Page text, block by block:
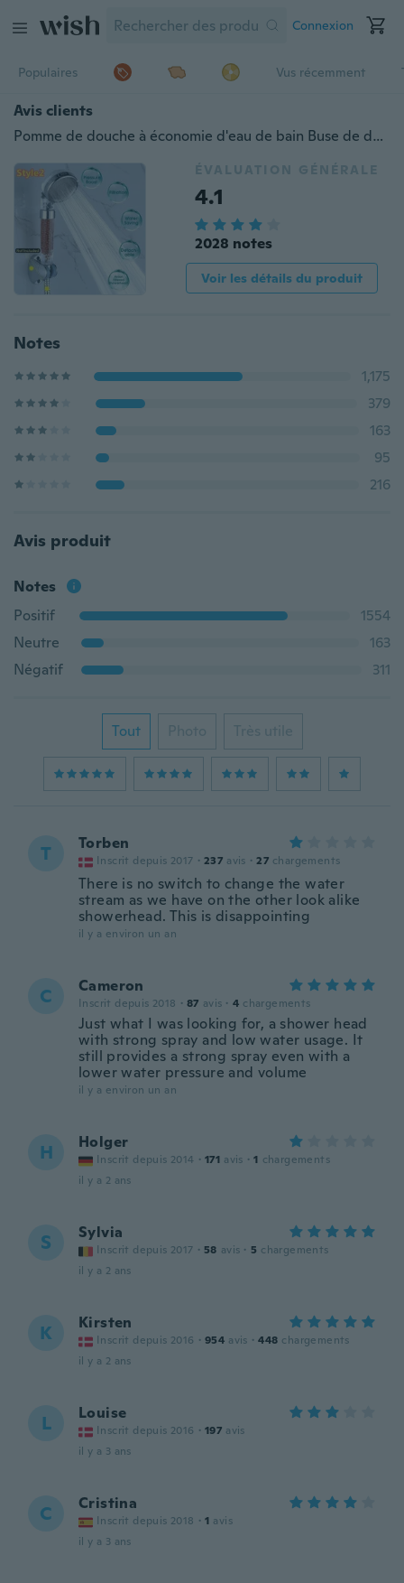
Connexion
Populaires Vus récemment
Avis clients
Pomme de douche à économie d'eau de bain Buse de douche Buse de pulvérisation Filtre transparent (Style1 / Style2)
ÉVALUATION GÉNÉRALE
4.1
2028 notes
Voir les détails du produit
Notes
1,175
379
163
95
216
Avis produit
Notes
Positif
1554
Neutre
163
Négatif
311
Tout Photo Très utile
T Torben
Inscrit depuis 2017 · 237 avis · 27 chargements
There is no switch to change the water
stream as we have on the other look alike
showerhead. This is disappointing
il y a environ un an
C Cameron
Inscrit depuis 2018 · 87 avis · 4 chargements
Just what I was looking for, a shower head
with strong spray and low water usage. It
still provides a strong spray even with a
lower water pressure and volume
il y a environ un an
H Holger
Inscrit depuis 2014 · 171 avis · 1 chargements
il y a 2 ans
S Sylvia
Inscrit depuis 2017 · 58 avis · 5 chargements
il y a 2 ans
K Kirsten
Inscrit depuis 2016 · 954 avis · 448 chargements
il y a 2 ans
L Louise
Inscrit depuis 2016 · 197 avis
il y a 3 ans
C Cristina
Inscrit depuis 2018 · 1 avis
il y a 3 ans